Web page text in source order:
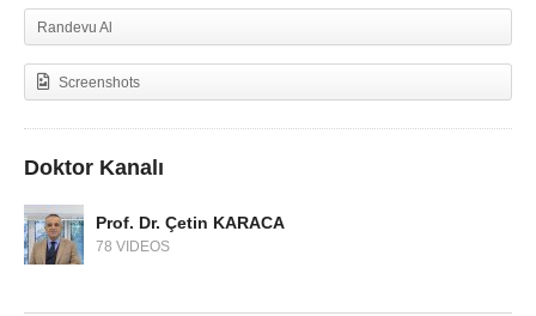
Randevu Al
Screenshots
Doktor Kanalı
Prof. Dr. Çetin KARACA
78 VIDEOS